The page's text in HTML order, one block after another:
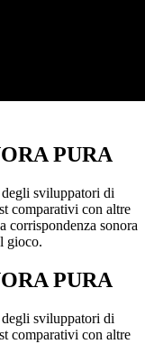
PURA
sviluppatori di
comparativi con altre
sonora
gioco.
PURA
sviluppatori di
comparativi con altre